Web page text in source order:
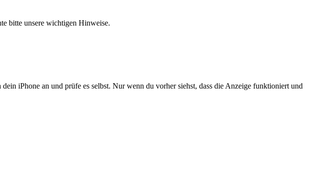
bitte unsere wichtigen Hinweise.
dein iPhone an und prüfe es selbst. Nur wenn du vorher siehst, dass die Anzeige funktioniert und